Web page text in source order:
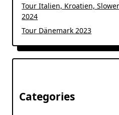
Tour Italien, Kroatien,
2024
Tour Dänemark 2023
Categories